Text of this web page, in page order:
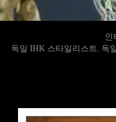
인
독일 IHK 스타일리스트. 독